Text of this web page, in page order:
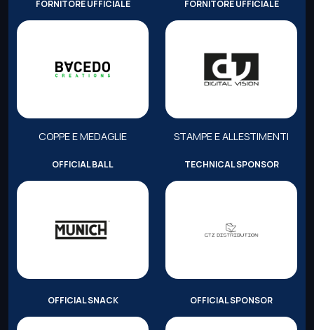
FORNITORE UFFICIALE
COPPE E MEDAGLIE
FORNITORE UFFICIALE
STAMPE E ALLESTIMENTI
OFFICIAL BALL TECHNICAL SPONSOR
OFFICIAL SNACK OFFICIAL SPONSOR